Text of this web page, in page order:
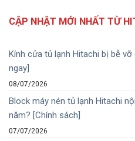
CẬP NHẬT MỚI NHẤT TỪ
Kính cửa tủ lạnh Hitachi bị bễ
ngay]
08/07/2026
Block máy nén tủ lạnh Hitachi
năm? [Chính sách]
07/07/2026